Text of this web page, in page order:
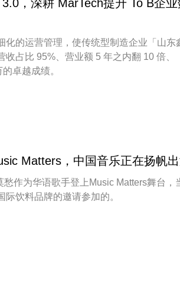
，深耕 MarTech提升 To B企业
化的运营管理，使传统型制造企业「山东
占比 95%、营业额 5 年之内翻 10 倍、
卓越成绩。
Matters，中国音乐正在扬帆
作为华语歌手登上Music Matters舞台，
饮料品牌的邀请参加的。